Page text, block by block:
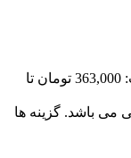
محدوده قیمت: 363,000 تومان تا
می باشد. گزینه ها